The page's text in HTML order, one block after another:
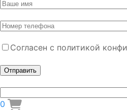
Согласен с политикой
0